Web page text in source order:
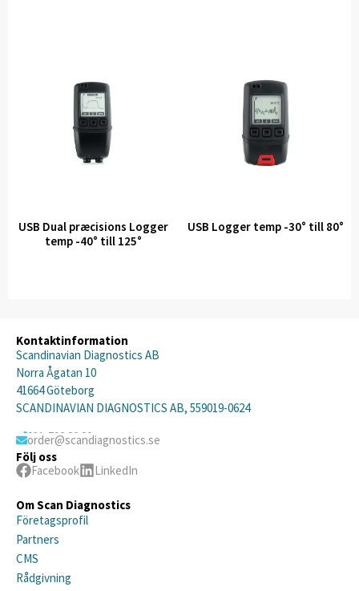
USB Dual præcisions Logger
temp -40° till 125°
USB Logger temp -30° till 80°
Kontaktinformation
Scandinavian Diagnostics AB
Norra Ågatan 10
41664 Göteborg
SCANDINAVIAN DIAGNOSTICS AB, 559019-0624
031-792 20 20
order@scandiagnostics.se
Följ oss
Facebook
LinkedIn
Om Scan Diagnostics
Företagsprofil
Partners
CMS
Rådgivning